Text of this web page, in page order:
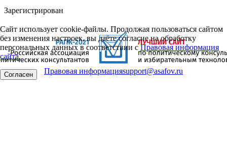
Зарегистрирован
Сайт использует cookie-файлы. Продолжая пользоваться сайтом
без изменения настроек, вы даёте согласие на обработку
персональных данных в соответствии сПравовая информация
сайта.
Согласен Правовая информацияsupport@asafov.ru